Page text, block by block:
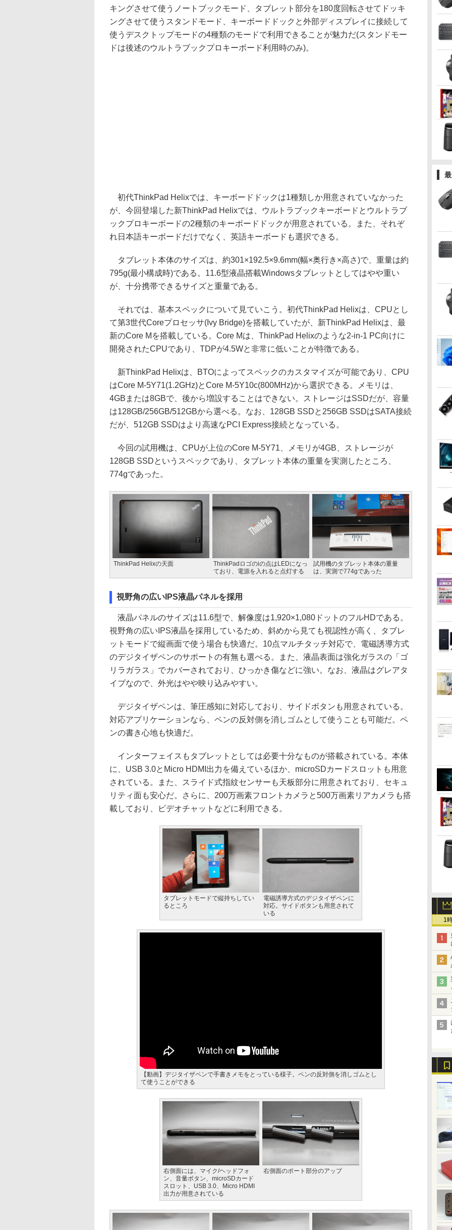
1
キングさせて使うノートブックモード、タブレット部分を180度回転させてドッキ
ングさせて使うスタンドモード、キーボードドックと外部ディスプレイに接続して
使うデスクトップモードの4種類のモードで利用できることが魅力だ(スタンドモー
ドは後述のウルトラブックプロキーボード利用時のみ)。
初代ThinkPad Helixでは、キーボードドックは1種類しか用意されていなかった
が、今回登場した新ThinkPad Helixでは、ウルトラブックキーボードとウルトラブ
ックプロキーボードの2種類のキーボードドックが用意されている。また、それぞ
れ日本語キーボードだけでなく、英語キーボードも選択できる。
タブレット本体のサイズは、約301×192.5×9.6mm(幅×奥行き×高さ)で、重量は約
795g(最小構成時)である。11.6型液晶搭載Windowsタブレットとしてはやや重い
が、十分携帯できるサイズと重量である。
それでは、基本スペックについて見ていこう。初代ThinkPad Helixは、CPUとし
て第3世代Coreプロセッサ(Ivy Bridge)を搭載していたが、新ThinkPad Helixは、最
新のCore Mを搭載している。Core Mは、ThinkPad Helixのような2-in-1 PC向けに
開発されたCPUであり、TDPが4.5Wと非常に低いことが特徴である。
新ThinkPad Helixは、BTOによってスペックのカスタマイズが可能であり、CPU
はCore M-5Y71(1.2GHz)とCore M-5Y10c(800MHz)から選択できる。メモリは、
4GBまたは8GBで、後から増設することはできない。ストレージはSSDだが、容量
は128GB/256GB/512GBから選べる。なお、128GB SSDと256GB SSDはSATA接続
だが、512GB SSDはより高速なPCI Express接続となっている。
今回の試用機は、CPUが上位のCore M-5Y71、メモリが4GB、ストレージが
128GB SSDというスペックであり、タブレット本体の重量を実測したところ、
774gであった。
ThinkPad Helixの天面
ThinkPadロゴのiの点はLEDになっ
ており、電源を入れると点灯する
試用機のタブレット本体の重量
は、実測で774gであった
視野角の広いIPS液晶パネルを採用
液晶パネルのサイズは11.6型で、解像度は1,920×1,080ドットのフルHDである。
視野角の広いIPS液晶を採用しているため、斜めから見ても視認性が高く、タブレ
ットモードで縦画面で使う場合も快適だ。10点マルチタッチ対応で、電磁誘導方式
のデジタイザペンのサポートの有無も選べる。また、液晶表面は強化ガラスの「ゴ
リラガラス」でカバーされており、ひっかき傷などに強い。なお、液晶はグレアタ
イプなので、外光はやや映り込みやすい。
デジタイザペンは、筆圧感知に対応しており、サイドボタンも用意されている。
対応アプリケーションなら、ペンの反対側を消しゴムとして使うことも可能だ。ペ
ンの書き心地も快適だ。
インターフェイスもタブレットとしては必要十分なものが搭載されている。本体
に、USB 3.0とMicro HDMI出力を備えているほか、microSDカードスロットも用意
されている。また、スライド式指紋センサーも天板部分に用意されており、セキュ
リティ面も安心だ。さらに、200万画素フロントカメラと500万画素リアカメラも搭
載しており、ビデオチャットなどに利用できる。
タブレットモードで縦持ちしてい
るところ
電磁誘導方式のデジタイザペンに
対応。サイドボタンも用意されて
いる
【動画】デジタイザペンで手書きメモをとっている様子。ペンの反対側を消しゴムとし
て使うことができる
右側面には、マイク/ヘッドフォ
ン、音量ボタン、microSDカード
スロット、USB 3.0、Micro HDMI
出力が用意されている
右側面のポート部分のアップ